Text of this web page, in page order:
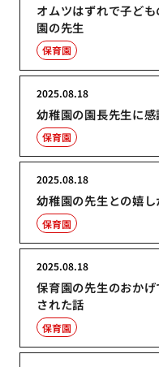
オムツはずれで子ど
園の先生
保育園
幼稚園の園長先生に感
2025.08.18
保育園
幼稚園の先生との嬉
2025.08.18
保育園
保育園の先生のおか
された話
2025.08.18
保育園